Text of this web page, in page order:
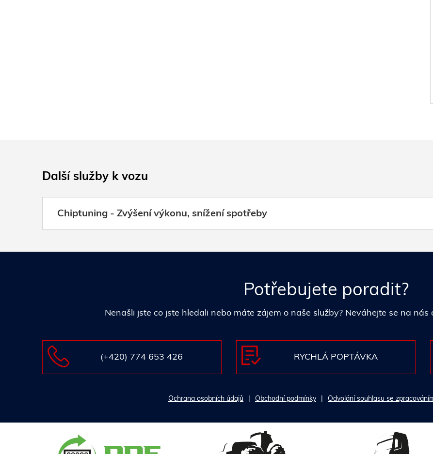
Další služby k vozu
Chiptuning - Zvýšení výkonu, snížení spotřeby
Potřebujete poradit?
Nenašli jste co jste hledali nebo máte zájem o naše služby? Neváhejte se na
(+420) 774 653 426 RYCHLÁ POPTÁVKA
Ochrana osobních údajů Obchodní podmínky Odvolání souhlasu se